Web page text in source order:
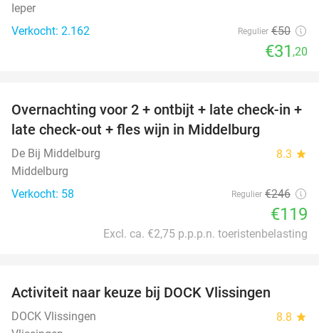
Ieper
Verkocht: 2.162
Regulier €50
€31 ,20
52%
Overnachting voor 2 + ontbijt + late check-in +
late check-out + fles wijn in Middelburg
De Bij Middelburg 8.3 star
Middelburg
Verkocht: 58
Regulier €246
€119
Excl. ca. €2,75 p.p.p.n. toeristenbelasting
Activiteit naar keuze bij DOCK Vlissingen
DOCK Vlissingen 8.8 star